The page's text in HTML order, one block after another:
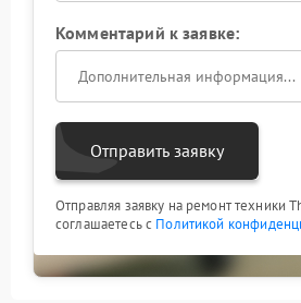
Комментарий к заявке:
Отправить заявку
Отправляя заявку на ремонт техники
соглашаетесь с Политикой